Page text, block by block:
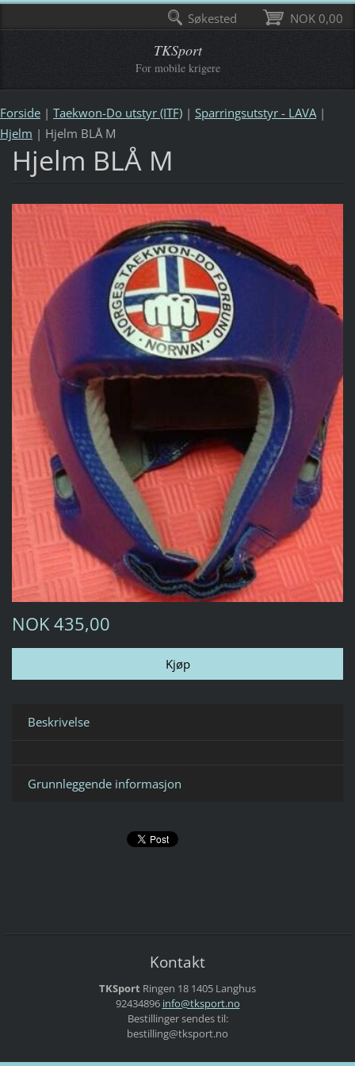
TKSport
For mobile krigere
Forside | Taekwon-Do utstyr (ITF) | Sparringsutstyr - LAVA |
Hjelm | Hjelm BLÅ M
Hjelm BLÅ M
NOK 435,00
Beskrivelse
Grunnleggende informasjon
Kontakt
TKSport Ringen 18 1405 Langhus
92434896 info@tksport.no
Bestillinger sendes til:
bestilling@tksport.no
NOK 0,00
Søkested